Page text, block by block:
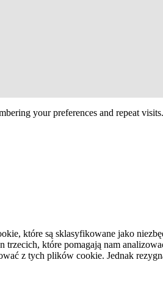
your preferences and repeat
które są sklasyfikowane jako
które pomagają nam
z tych plików cookie. Jednak